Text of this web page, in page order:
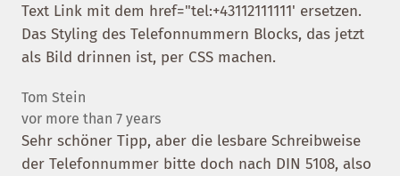
Text Link mit dem href="tel:+43112111111' ersetzen.
Das Styling des Telefonnummern Blocks, das jetzt
als Bild drinnen ist, per CSS machen.
Tom Stein
vor more than 7 years
Sehr schöner Tipp, aber die lesbare Schreibweise
der Telefonnummer bitte doch nach DIN 5108, also